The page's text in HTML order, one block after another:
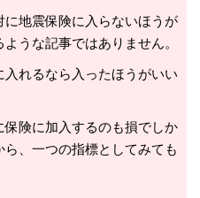
に地震保険に入らないほうが
うな記事ではありません。
入れるなら入ったほうがいい
保険に加入するのも損でしか
、一つの指標としてみても